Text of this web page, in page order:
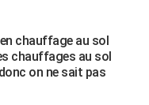
chauffage au sol
chauffages au sol
on ne sait pas